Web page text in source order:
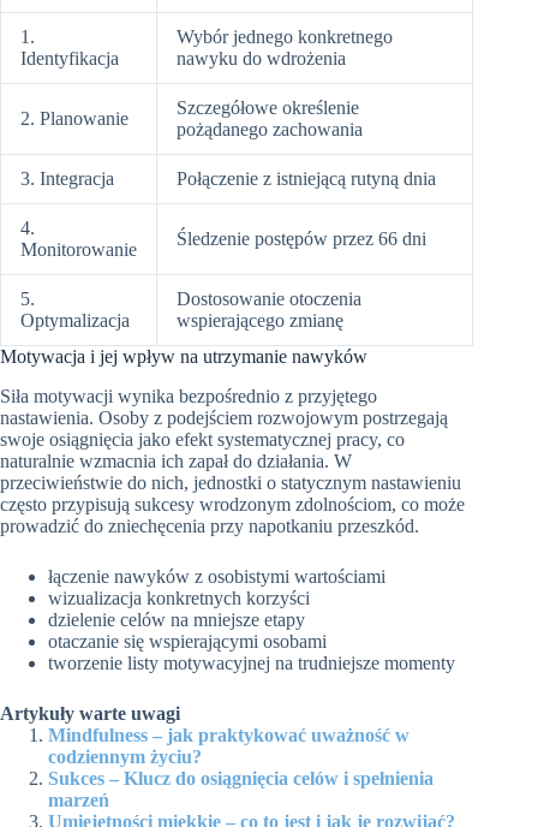
1.
Identyfikacja
Wybór jednego konkretnego
nawyku do wdrożenia
2. Planowanie
Szczegółowe określenie
pożądanego zachowania
3. Integracja Połączenie z istniejącą rutyną dnia
4.
Monitorowanie
Śledzenie postępów przez 66 dni
5.
Optymalizacja
Dostosowanie otoczenia
wspierającego zmianę
Motywacja i jej wpływ na utrzymanie nawyków
Siła motywacji wynika bezpośrednio z przyjętego
nastawienia. Osoby z podejściem rozwojowym postrzegają
swoje osiągnięcia jako efekt systematycznej pracy, co
naturalnie wzmacnia ich zapał do działania. W
przeciwieństwie do nich, jednostki o statycznym nastawieniu
często przypisują sukcesy wrodzonym zdolnościom, co może
prowadzić do zniechęcenia przy napotkaniu przeszkód.
łączenie nawyków z osobistymi wartościami
wizualizacja konkretnych korzyści
dzielenie celów na mniejsze etapy
otaczanie się wspierającymi osobami
tworzenie listy motywacyjnej na trudniejsze momenty
Artykuły warte uwagi
Mindfulness – jak praktykować uważność w
codziennym życiu?
Sukces – Klucz do osiągnięcia celów i spełnienia
marzeń
Umiejętności miękkie – co to jest i jak je rozwijać?